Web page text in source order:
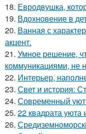
18. Евродвушка,
19. Вдохновение в
20. Ванная с
акцент.
21. Умное решение,
коммуникациями, не
22. Интерьер,
23. Свет и история:
24. Современный уют
25. 22 квадрата уюта
26.